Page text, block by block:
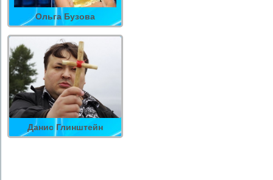
Ольга Бузова
Данис Глинштейн